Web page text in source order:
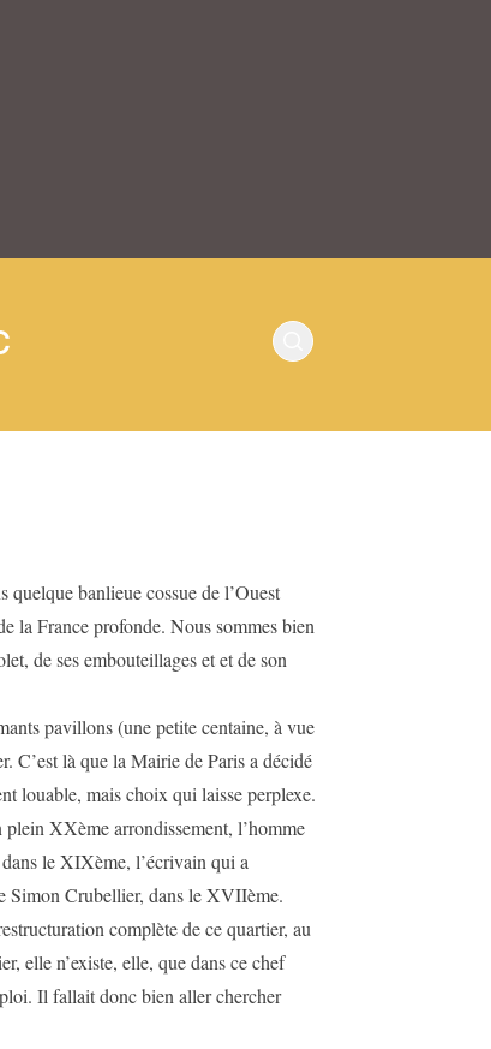
quelque banlieue cossue de l’Ouest
la France profonde. Nous sommes bien
de ses embouteillages et et de son
pavillons (une petite centaine, à vue
C’est là que la Mairie de Paris a décidé
louable, mais choix qui laisse perplexe.
XXème arrondissement, l’homme
le XIXème, l’écrivain qui a
Simon Crubellier, dans le XVIIème.
complète de ce quartier, au
elle n’existe, elle, que dans ce chef
Il fallait donc bien aller chercher